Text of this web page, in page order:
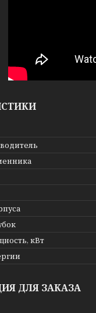
кВт
ДЛЯ ЗАКАЗА